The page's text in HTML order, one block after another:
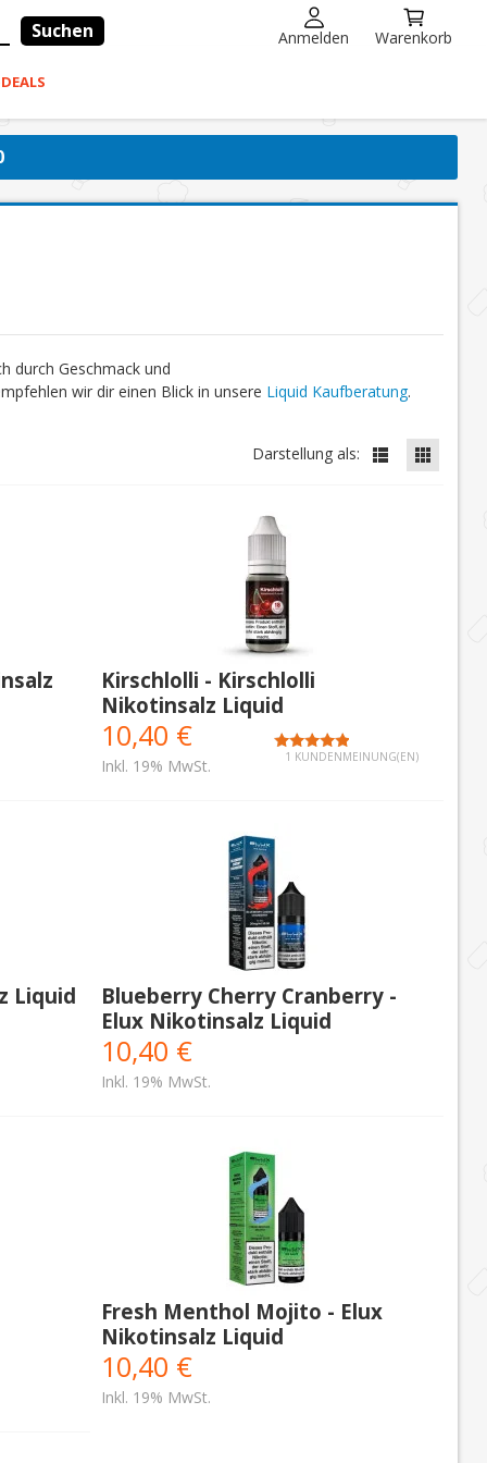
Suchen Anmelden Warenkorb
durch Geschmack und
wir dir einen Blick in unsere Liquid Kaufberatung.
Darstellung als:
Kirschlolli - Kirschlolli
Nikotinsalz Liquid
1 KUNDENMEINUNG(EN)
10,40 €
Inkl. 19% MwSt.
Liquid
Blueberry Cherry Cranberry -
Elux Nikotinsalz Liquid
10,40 €
Inkl. 19% MwSt.
Fresh Menthol Mojito - Elux
Nikotinsalz Liquid
10,40 €
Inkl. 19% MwSt.